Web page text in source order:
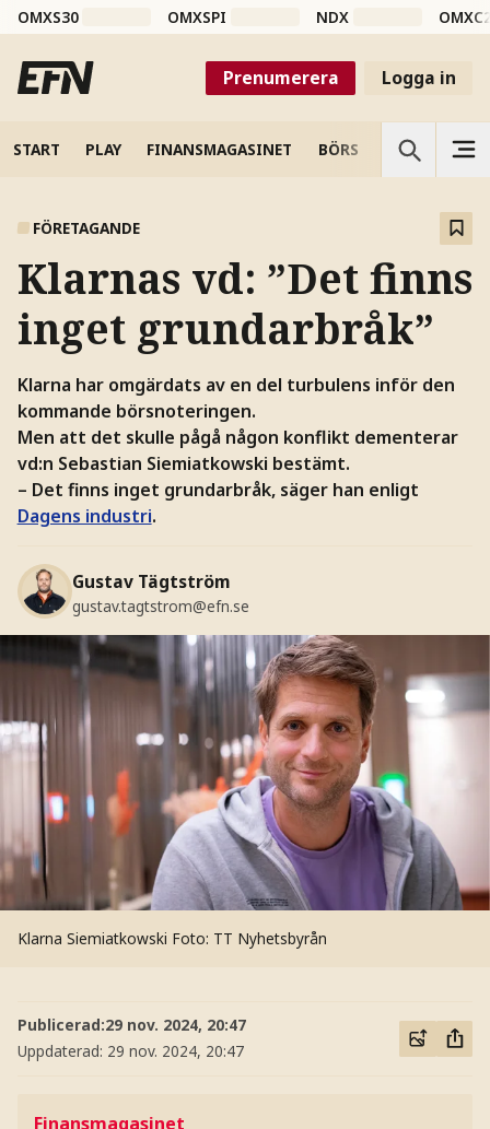
OMXS30 OMXSPI NDX
Prenumerera Logga in
START PLAY FINANSMAGASINET BÖRS VETENSKAP
FÖRETAGANDE
Klarnas vd: ”Det finns
inget grundarbråk”
Klarna har omgärdats av en del turbulens inför den
kommande börsnoteringen.
Men att det skulle pågå någon konflikt dementerar
vd:n Sebastian Siemiatkowski bestämt.
– Det finns inget grundarbråk, säger han enligt
Dagens industri.
Gustav Tägtström
gustav.tagtstrom@efn.se
Klarna Siemiatkowski Foto: TT Nyhetsbyrån
Publicerad:29 nov. 2024, 20:47
Uppdaterad: 29 nov. 2024, 20:47
Finansmagasinet